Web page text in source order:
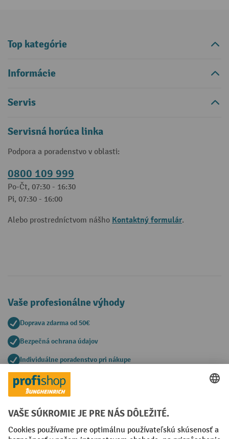
Top kategórie
Informácie
Servis
Servisná horúca linka
Podpora a poradenstvo v oblasti:
0800 109 999
Po-Čt, 07:30 - 16:30
Pi, 07:30 - 16:00
Alebo prostredníctvom nášho Kontaktný formulár.
Vaše profesionálne výhody
Doprava zdarma od 50€
Bezpečná ochrana údajov
Individuálne poradenstvo pri nákupe
Spôsoby platby